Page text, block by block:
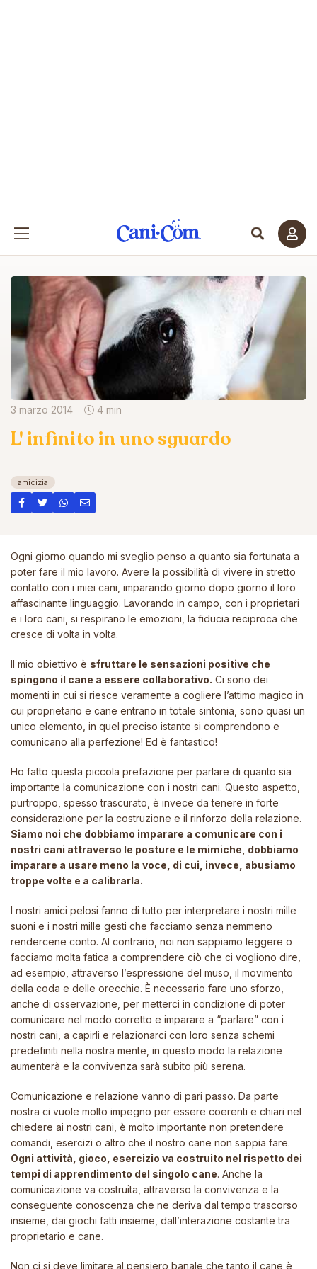
3 marzo 2014 4 min
L' infinito in uno sguardo
amicizia
Ogni giorno quando mi sveglio penso a quanto sia fortunata a
poter fare il mio lavoro. Avere la possibilità di vivere in stretto
contatto con i miei cani, imparando giorno dopo giorno il loro
affascinante linguaggio. Lavorando in campo, con i proprietari
e i loro cani, si respirano le emozioni, la fiducia reciproca che
cresce di volta in volta.
Il mio obiettivo è sfruttare le sensazioni positive che
spingono il cane a essere collaborativo. Ci sono dei
momenti in cui si riesce veramente a cogliere l’attimo magico in
cui proprietario e cane entrano in totale sintonia, sono quasi un
unico elemento, in quel preciso istante si comprendono e
comunicano alla perfezione! Ed è fantastico!
Ho fatto questa piccola prefazione per parlare di quanto sia
importante la comunicazione con i nostri cani. Questo aspetto,
purtroppo, spesso trascurato, è invece da tenere in forte
considerazione per la costruzione e il rinforzo della relazione.
Siamo noi che dobbiamo imparare a comunicare con i
nostri cani attraverso le posture e le mimiche, dobbiamo
imparare a usare meno la voce, di cui, invece, abusiamo
troppe volte e a calibrarla.
I nostri amici pelosi fanno di tutto per interpretare i nostri mille
suoni e i nostri mille gesti che facciamo senza nemmeno
rendercene conto. Al contrario, noi non sappiamo leggere o
facciamo molta fatica a comprendere ciò che ci vogliono dire,
ad esempio, attraverso l’espressione del muso, il movimento
della coda e delle orecchie. È necessario fare uno sforzo,
anche di osservazione, per metterci in condizione di poter
comunicare nel modo corretto e imparare a “parlare” con i
nostri cani, a capirli e relazionarci con loro senza schemi
predefiniti nella nostra mente, in questo modo la relazione
aumenterà e la convivenza sarà subito più serena.
Comunicazione e relazione vanno di pari passo. Da parte
nostra ci vuole molto impegno per essere coerenti e chiari nel
chiedere ai nostri cani, è molto importante non pretendere
comandi, esercizi o altro che il nostro cane non sappia fare.
Ogni attività, gioco, esercizio va costruito nel rispetto dei
tempi di apprendimento del singolo cane. Anche la
comunicazione va costruita, attraverso la convivenza e la
conseguente conoscenza che ne deriva dal tempo trascorso
insieme, dai giochi fatti insieme, dall’interazione costante tra
proprietario e cane.
Non ci si deve limitare al pensiero banale che tanto il cane è